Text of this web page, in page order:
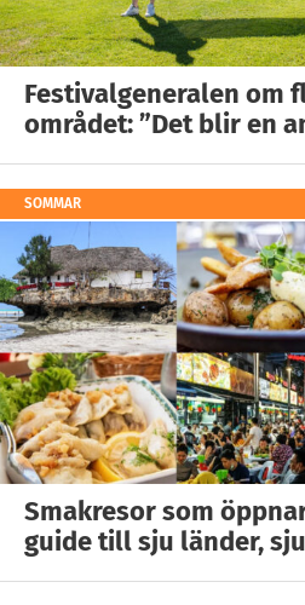
Festivalgeneralen om
området: ”Det blir en
SOMMAR
Smakresor som
guide till sju länder,